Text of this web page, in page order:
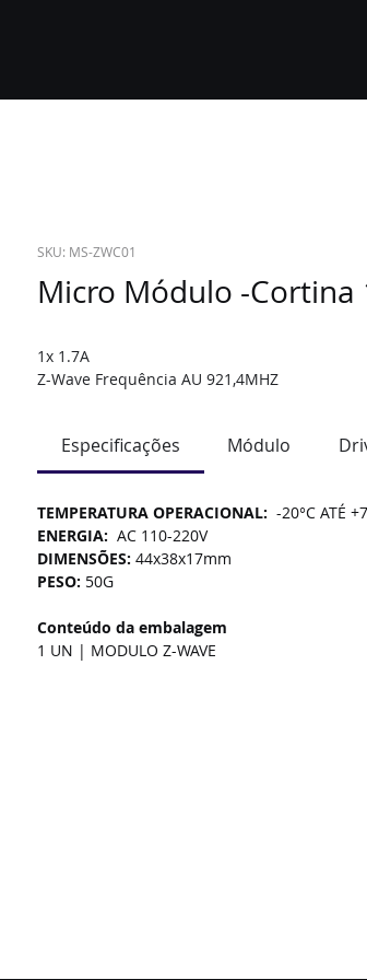
SKU: MS-ZWC01
Micro Módulo -Cortina
1x 1.7A
Z-Wave Frequência AU 921,4MHZ
Especificações Módulo
TEMPERATURA OPERACIONAL:
-20°C ATÉ
ENERGIA: AC 110-220V
DIMENSÕES: 44x38x17mm
PESO: 50G
Conteúdo da embalagem
1 UN | MODULO Z-WAVE